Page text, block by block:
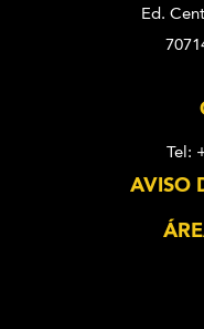
Ed.
Tel:
AVISO